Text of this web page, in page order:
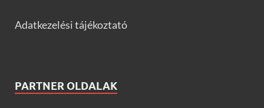
Adatkezelési tájékoztató
PARTNER OLDALAK